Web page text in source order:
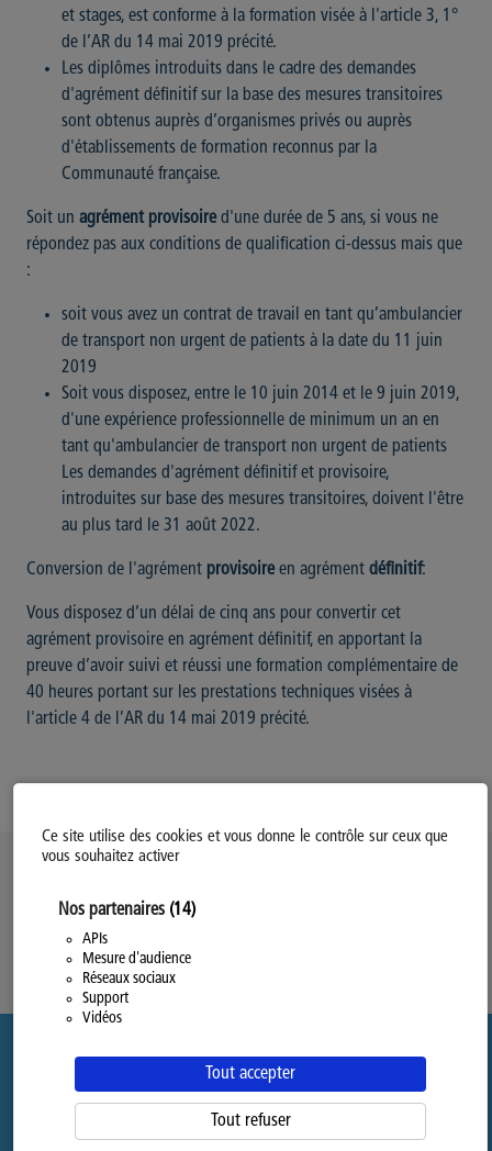
Ce site utilise des cookies et vous donne le contrôle sur ceux que
vous souhaitez activer
Nos partenaires (14)
APIs
Mesure d'audience
Réseaux sociaux
Support
Vidéos
Tout accepter
Tout refuser
et stages, est conforme à la formation visée à l'article 3, 1°
de l’AR du 14 mai 2019 précité.
Les diplômes introduits dans le cadre des demandes
d'agrément définitif sur la base des mesures transitoires
sont obtenus auprès d’organismes privés ou auprès
d'établissements de formation reconnus par la
Communauté française.
Soit un agrément provisoired'une durée de 5 ans, si vous ne
répondez pas aux conditions de qualification ci-dessus mais que
:
soit vous avez un contrat de travail en tant qu’ambulancier
de transport non urgent de patients à la date du 11 juin
2019
Soit vous disposez, entre le 10 juin 2014 et le 9 juin 2019,
d'une expérience professionnelle de minimum un an en
tant qu'ambulancier de transport non urgent de patients
Les demandes d'agrément définitif et provisoire,
introduites sur base des mesures transitoires, doivent l'être
au plus tard le 31 août 2022.
Conversion de l'agrément provisoireen agrément définitif:
Vous disposez d’un délai de cinq ans pour convertir cet
agrément provisoire en agrément définitif, en apportant la
preuve d’avoir suivi et réussi une formation complémentaire de
40 heures portant sur les prestations techniques visées à
l'article 4 de l’AR du 14 mai 2019 précité.
Modifiez votre consentement
Politique Générale de Confidentialité